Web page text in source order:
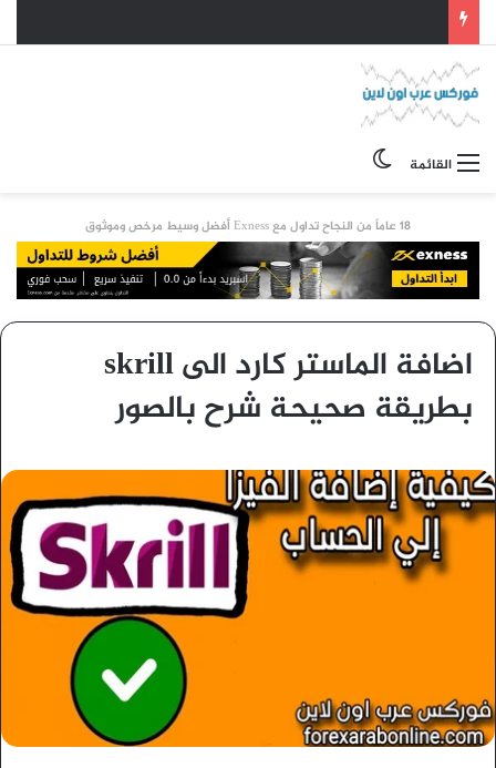
القائمة
18 عاماً من النجاح تداول مع Exness أفضل وسيط مرخص وموثوق
اضافة الماستر كارد الى skrill
بطريقة صحيحة شرح بالصور